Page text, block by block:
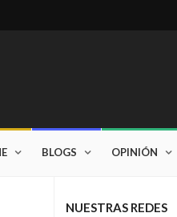
BLOGS OPINIÓN
NUESTRAS REDES